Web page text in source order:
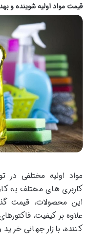
قیمت مواد اولیه شوینده و
مواد اولیه مختلفی در
کاربری های مختلف به
این محصولات، قیمت
علاوه بر کیفیت،
کننده، بازار جهانی